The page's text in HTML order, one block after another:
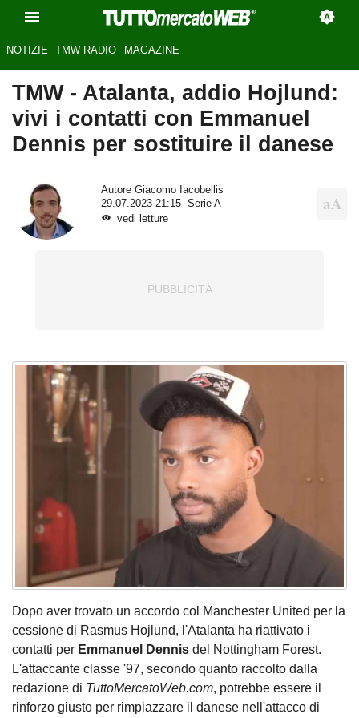
NOTIZIE TMW RADIO MAGAZINE
TMW - Atalanta, addio Hojlund:
vivi i contatti con Emmanuel
Dennis per sostituire il danese
Autore Giacomo Iacobellis
29.07.2023 21:15
Serie A
vedi letture
Dopo aver trovato un accordo col Manchester United per la
cessione di Rasmus Hojlund, l'Atalanta ha riattivato i
contatti per Emmanuel Dennis del Nottingham Forest.
L'attaccante classe '97, secondo quanto raccolto dalla
redazione di TuttoMercatoWeb.com, potrebbe essere il
rinforzo giusto per rimpiazzare il danese nell'attacco di